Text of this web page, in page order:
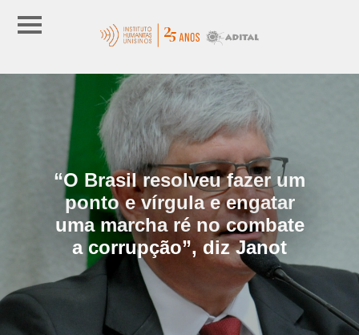
“O Brasil resolveu fazer um
ponto e vírgula e engatar
uma marcha ré no combate
a corrupção”, diz Janot